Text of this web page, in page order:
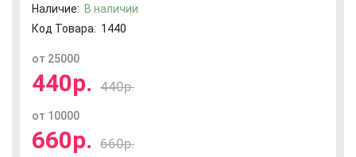
Наличие: В наличии
Код Товара: 1440
от 25000
440р. 440р.
от 10000
660р. 660р.